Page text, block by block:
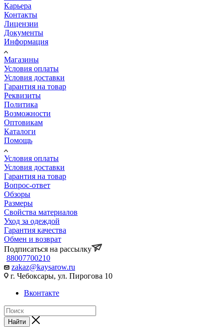
Карьера
Контакты
Лицензии
Документы
Информация
Магазины
Условия оплаты
Условия доставки
Гарантия на товар
Реквизиты
Политика
Возможности
Оптовикам
Каталоги
Помощь
Условия оплаты
Условия доставки
Гарантия на товар
Вопрос-ответ
Обзоры
Размеры
Свойства материалов
Уход за одеждой
Гарантия качества
Обмен и возврат
Подписаться на рассылку
88007700210
zakaz@kaysarow.ru
г. Чебоксары, ул. Пирогова 10
Вконтакте
Найти